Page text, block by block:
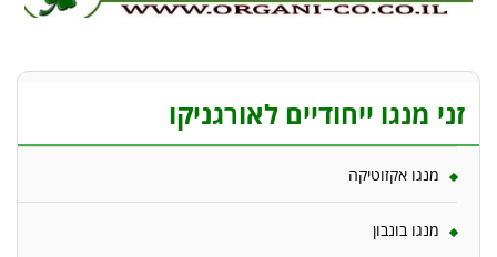
זני מנגו ייחודיים לאורגניקו
מנגו אקזוטיקה
מנגו בונבון